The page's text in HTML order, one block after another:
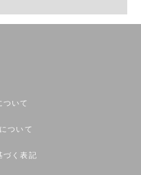
ついて
ついて
づく表記